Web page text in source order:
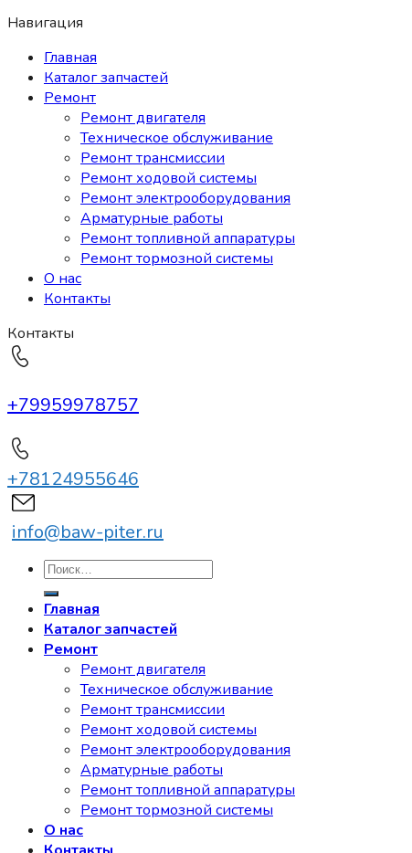
Навигация
Главная
Каталог запчастей
Ремонт
Ремонт двигателя
Техническое обслуживание
Ремонт трансмиссии
Ремонт ходовой системы
Ремонт электрооборудования
Арматурные работы
Ремонт топливной аппаратуры
Ремонт тормозной системы
О нас
Контакты
Контакты
+79959978757
+78124955646
info@baw-piter.ru
Искать:
Главная
Каталог запчастей
Ремонт
Ремонт двигателя
Техническое обслуживание
Ремонт трансмиссии
Ремонт ходовой системы
Ремонт электрооборудования
Арматурные работы
Ремонт топливной аппаратуры
Ремонт тормозной системы
О нас